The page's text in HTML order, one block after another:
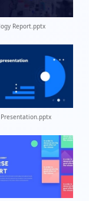
Report.pptx